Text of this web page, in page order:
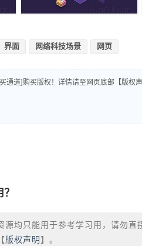
界面 网络科技场景 网页
通道]购买版权！详情请至网页底部【版权
均只能用于参考学习用，请勿直
版权声明 】。